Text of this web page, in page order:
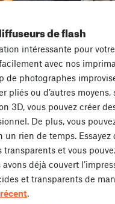
de flash
intéressante pour
avec nos
de photographes
pliés ou d’autres
3D, vous pouvez créer
De plus, vous
rien de temps. Essayez
transparents et vous
déjà couvert
et transparents de
.